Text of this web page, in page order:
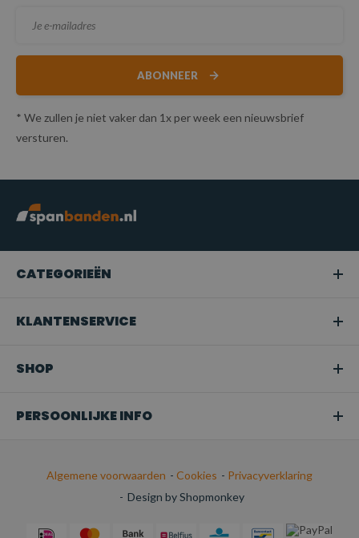
ABONNEER
* We zullen je niet vaker dan 1x per week een nieuwsbrief
versturen.
CATEGORIEËN
KLANTENSERVICE
SHOP
PERSOONLIJKE INFO
Algemene voorwaarden - Cookies - Privacyverklaring
- Design by Shopmonkey